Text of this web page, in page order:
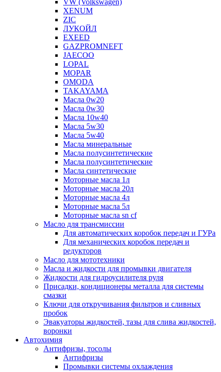
VW (Volkswagen)
XENUM
ZIC
ЛУКОЙЛ
EXEED
GAZPROMNEFT
JAECOO
LOPAL
MOPAR
OMODA
TAKAYAMA
Масла 0w20
Масла 0w30
Масла 10w40
Масла 5w30
Масла 5w40
Масла минеральные
Масла полусинтетические
Масла полусинтетические
Масла синтетические
Моторные масла 1л
Моторные масла 20л
Моторные масла 4л
Моторные масла 5л
Моторные масла sn cf
Масло для трансмиссии
Для автоматических коробок передач и ГУРа
Для механических коробок передач и
редукторов
Масло для мототехники
Масла и жидкости для промывки двигателя
Жидкости для гидроусилителя руля
Присадки, кондиционеры металла для системы
смазки
Ключи для откручивания фильтров и сливных
пробок
Эвакуаторы жидкостей, тазы для слива жидкостей,
воронки
Автохимия
Антифризы, тосолы
Антифризы
Промывки системы охлаждения